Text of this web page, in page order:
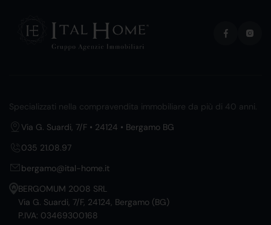
Specializzati nella compravendita immobiliare da più di 40 anni.
Via G. Suardi, 7/F • 24124 • Bergamo BG
035 21.08.97
bergamo@ital-home.it
BERGOMUM 2008 SRL
Via G. Suardi, 7/F, 24124, Bergamo (BG)
P.IVA: 03469300168